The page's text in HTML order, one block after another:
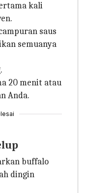
kali
saus
semuanya
20 menit atau
Anda.
buffalo
dingin